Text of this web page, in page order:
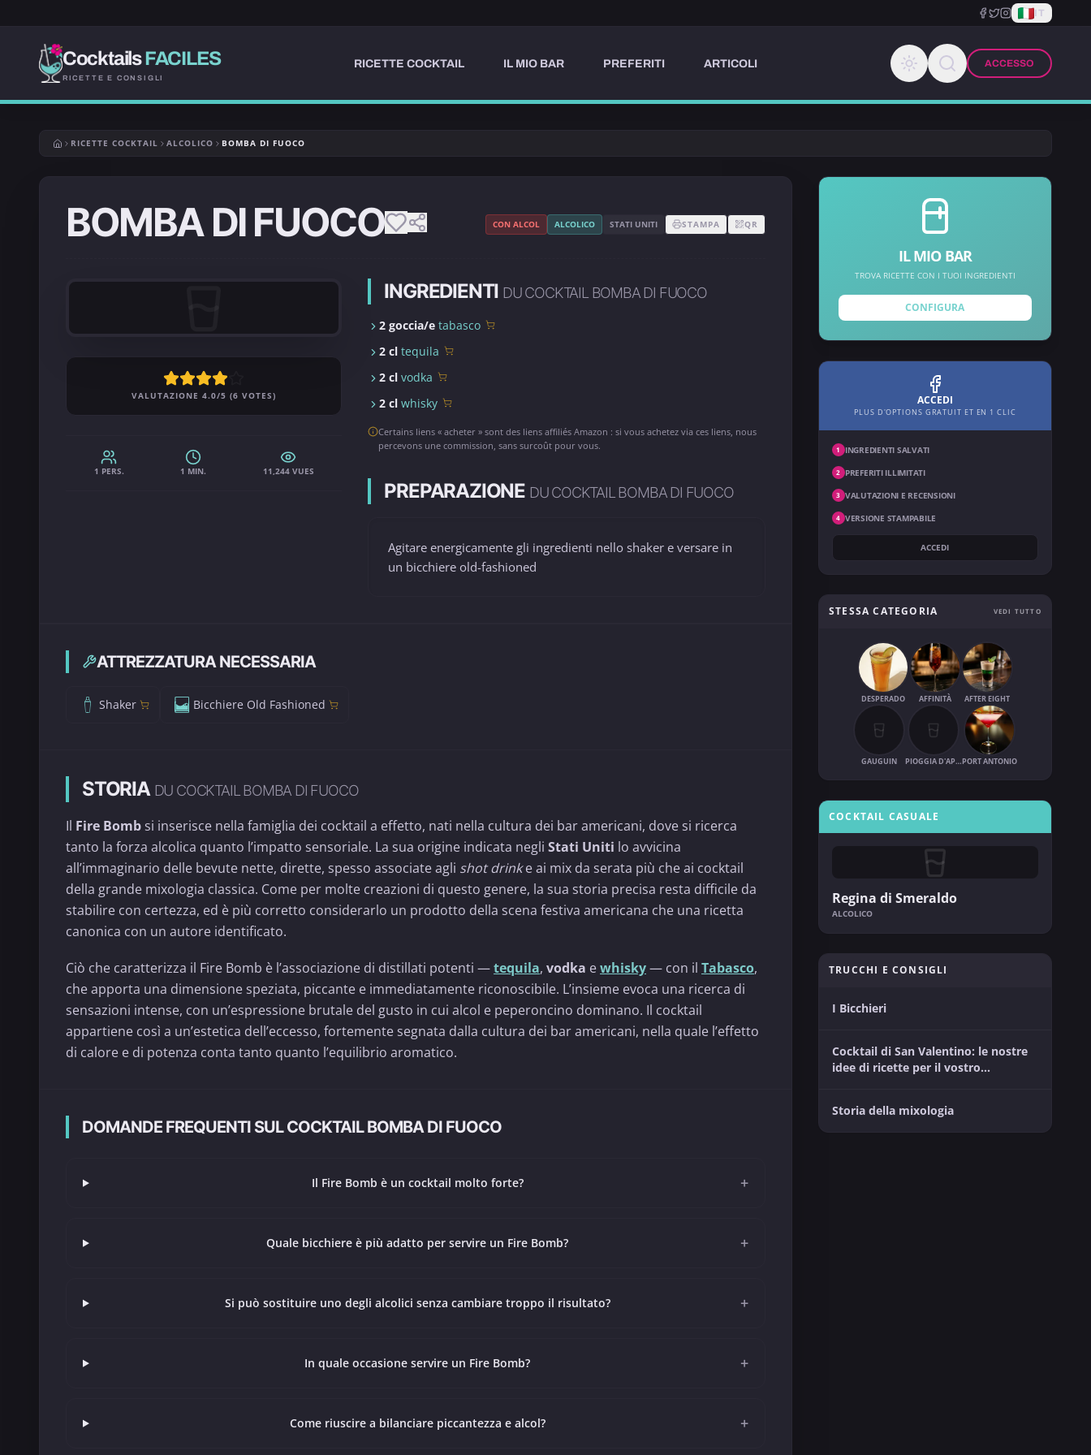
IT
CocktailsFACILES
RICETTE E CONSIGLI
RICETTE COCKTAIL IL MIO BAR PREFERITI ARTICOLI ACCESSO
RICETTE COCKTAIL ALCOLICO BOMBA DI FUOCO
BOMBA DI FUOCO CON ALCOL ALCOLICO STATI UNITI STAMPA QR
VALUTAZIONE 4.0/5 (6 VOTES)
1 PERS. 1 MIN. 11,244 VUES
INGREDIENTI DU COCKTAIL BOMBA DI FUOCO
2 goccia/etabasco
2 cltequila
2 clvodka
2 clwhisky
Certains liens « acheter » sont des liens affiliés Amazon : si vous achetez via ces liens, nous
percevons une commission, sans surcoût pour vous.
PREPARAZIONE DU COCKTAIL BOMBA DI FUOCO
Agitare energicamente gli ingredienti nello shaker e versare in
un bicchiere old-fashioned
ATTREZZATURA NECESSARIA
Shaker Bicchiere Old Fashioned
STORIA DU COCKTAIL BOMBA DI FUOCO
Il Fire Bomb si inserisce nella famiglia dei cocktail a effetto, nati nella cultura dei bar americani, dove si ricerca
tanto la forza alcolica quanto l’impatto sensoriale. La sua origine indicata negli Stati Uniti lo avvicina
all’immaginario delle bevute nette, dirette, spesso associate agli shot drinke ai mix da serata più che ai cocktail
della grande mixologia classica. Come per molte creazioni di questo genere, la sua storia precisa resta difficile da
stabilire con certezza, ed è più corretto considerarlo un prodotto della scena festiva americana che una ricetta
canonica con un autore identificato.
Ciò che caratterizza il Fire Bomb è l’associazione di distillati potenti —tequila, vodka ewhisky— con il Tabasco,
che apporta una dimensione speziata, piccante e immediatamente riconoscibile. L’insieme evoca una ricerca di
sensazioni intense, con un’espressione brutale del gusto in cui alcol e peperoncino dominano. Il cocktail
appartiene così a un’estetica dell’eccesso, fortemente segnata dalla cultura dei bar americani, nella quale l’effetto
di calore e di potenza conta tanto quanto l’equilibrio aromatico.
DOMANDE FREQUENTI SUL COCKTAIL BOMBA DI FUOCO
Il Fire Bomb è un cocktail molto forte? +
Quale bicchiere è più adatto per servire un Fire Bomb? +
Si può sostituire uno degli alcolici senza cambiare troppo il risultato? +
In quale occasione servire un Fire Bomb? +
Come riuscire a bilanciare piccantezza e alcol? +
IL MIO BAR
TROVA RICETTE CON I TUOI INGREDIENTI
CONFIGURA
ACCEDI
PLUS D'OPTIONS GRATUIT ET EN 1 CLIC
1 INGREDIENTI SALVATI
2 PREFERITI ILLIMITATI
3 VALUTAZIONI E RECENSIONI
4 VERSIONE STAMPABILE
ACCEDI
STESSA CATEGORIA VEDI TUTTO
DESPERADO AFFINITÀ AFTER EIGHT
GAUGUIN PIOGGIA D'APRILEPORT ANTONIO
COCKTAIL CASUALE
Regina di Smeraldo
ALCOLICO
TRUCCHI E CONSIGLI
I Bicchieri
Cocktail di San Valentino: le nostre
idee di ricette per il vostro
Storia della mixologia